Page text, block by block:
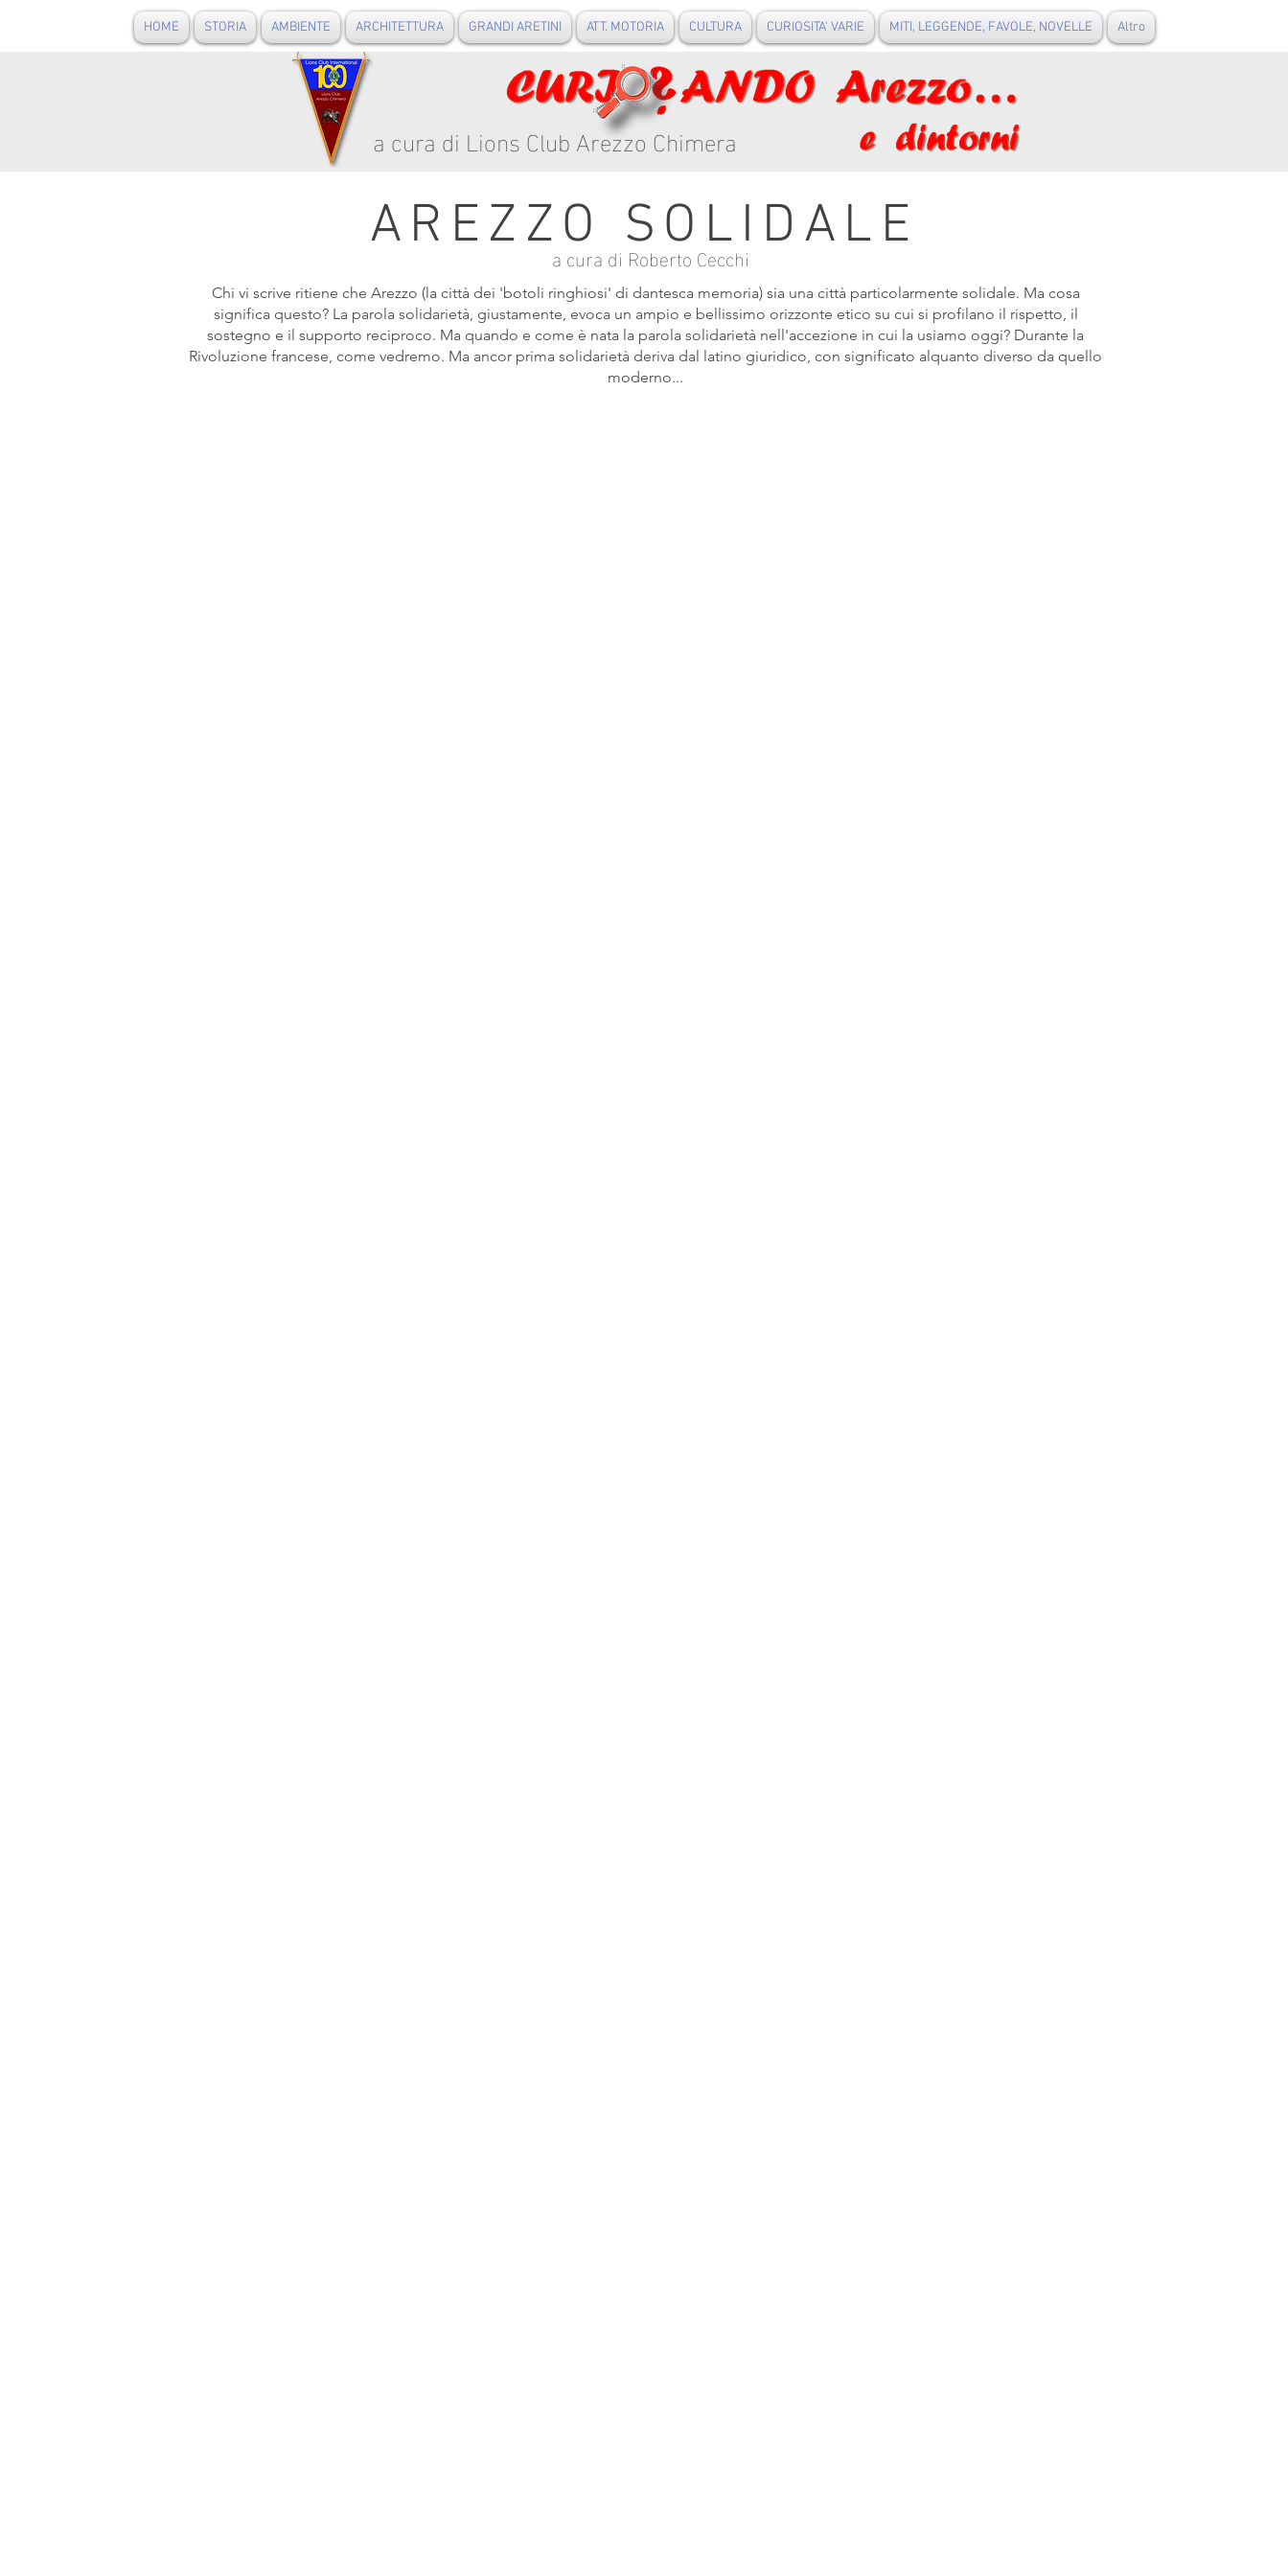
HOME STORIA AMBIENTE ARCHITETTURA GRANDI ARETINI ATT. MOTORIA CULTURA CURIOSITA' VARIE MITI, LEGGENDE, FAVOLE, NOVELLE Altro
a cura di Lions Club Arezzo Chimera
AREZZO SOLIDALE
a cura di Roberto Cecchi
Chi vi scrive ritiene che Arezzo (la città dei 'botoli ringhiosi' di dantesca memoria) sia una città particolarmente solidale. Ma cosa
significa questo? La parola solidarietà, giustamente, evoca un ampio e bellissimo orizzonte etico su cui si profilano il rispetto, il
sostegno e il supporto reciproco. Ma quando e come è nata la parola solidarietà nell'accezione in cui la usiamo oggi? Durante la
Rivoluzione francese, come vedremo. Ma ancor prima solidarietà deriva dal latino giuridico, con significato alquanto diverso da quello
moderno...